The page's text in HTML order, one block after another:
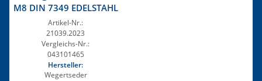
M8 DIN 7349 EDELSTAHL
Artikel-Nr.:
21039.2023
Vergleichs-Nr.:
043101465
Hersteller:
Wegertseder